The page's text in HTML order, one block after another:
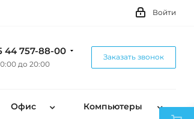
Войти
44 757-88-00
до 20:00
Заказать звонок
Офис Компьютеры